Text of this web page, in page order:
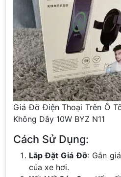
Giá Đỡ Điện Thoại Trên Ô
Không Dây 10W BYZ N11
Cách Sử Dụng:
Lắp Đặt Giá Đỡ: Gắn
của xe hơi.